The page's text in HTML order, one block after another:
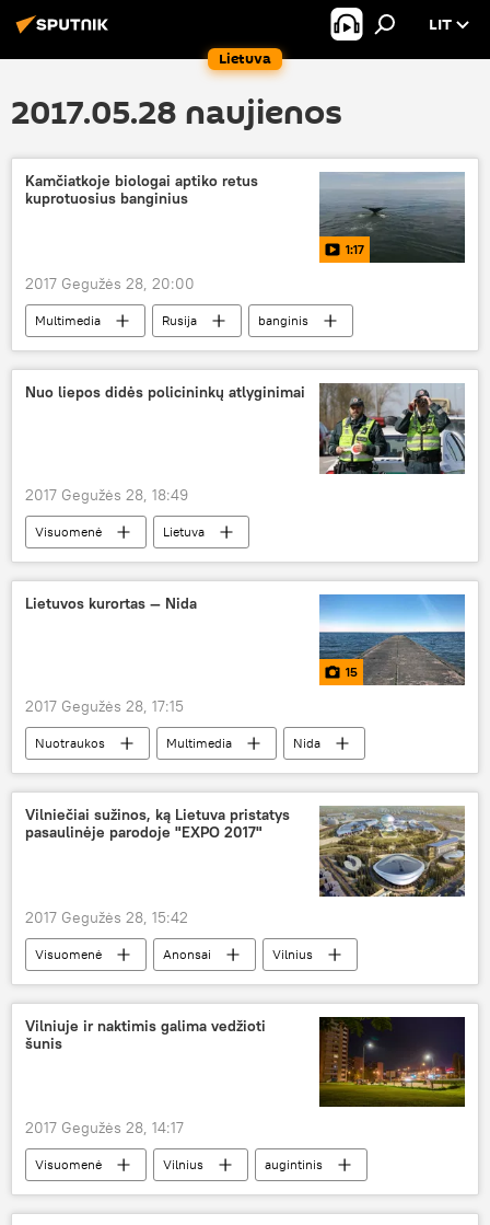
Lietuva
LIT
2017.05.28 naujienos
Kamčiatkoje biologai aptiko retus
kuprotuosius banginius
1:17
2017 Gegužės 28, 20:00
Multimedia Rusija banginis
Nuo liepos didės policininkų atlyginimai
2017 Gegužės 28, 18:49
Visuomenė
Lietuva
Policijos departamentas
atlyginimai
atlyginimų didinimas
Lietuvos kurortas — Nida
15
2017 Gegužės 28, 17:15
Nuotraukos Multimedia
Nida
Kuršių nerija
Vilniečiai sužinos, ką Lietuva pristatys
pasaulinėje parodoje "EXPO 2017"
2017 Gegužės 28, 15:42
Visuomenė Anonsai
Vilnius
Lietuva
Kazachstanas
EXPO 2017
Vilniaus rotušė
Vilniuje ir naktimis galima vedžioti
šunis
2017 Gegužės 28, 14:17
Visuomenė Vilnius
augintinis
šuo
augintiniai vedžiojimo aikštelė